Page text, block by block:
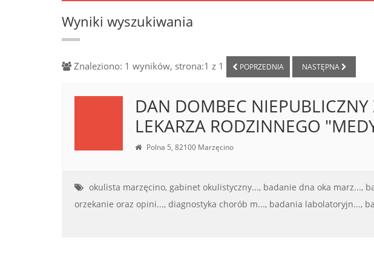
Wyniki wyszukiwania
Znaleziono: 1 wyników, strona:1 z 1 POPRZEDNIA NASTĘPNA
DAN DOMBEC NIEPUBLICZNY
LEKARZA RODZINNEGO
Polna 5, 82100 Marzęcino
okulista marzęcino, gabinet okulistyczny..., badanie dna oka marz...,
orzekanie oraz opini..., diagnostyka chorób m..., badania labolatoryjn...,